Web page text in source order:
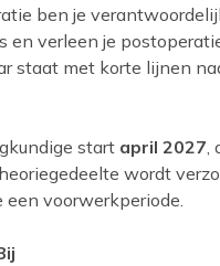
ben je
verleen je
staat met korte lijnen
start april 2027
wordt
voorwerkperiode.